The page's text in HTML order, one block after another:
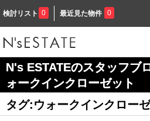
検討リスト 0 最近見た物件 0
N's ESTATEのスタッフブ
ォークインクローゼット
タグ:ウォークインクロー